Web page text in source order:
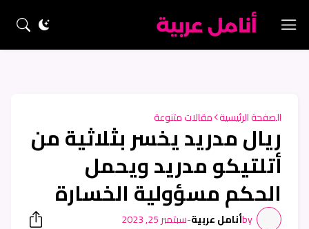
الصفحة الرئيسية مقالات متنوعة
ريال مدريد يخسر بثلاثية من
أتلتيكو مدريد ويحمل
الحكم مسؤولية الخسارة
byأنامل عربية-سبتمبر 25, 2023